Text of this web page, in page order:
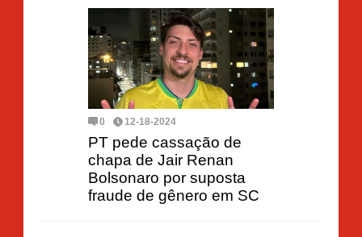
0 12-18-2024
PT pede cassação de
chapa de Jair Renan
Bolsonaro por suposta
fraude de gênero em SC